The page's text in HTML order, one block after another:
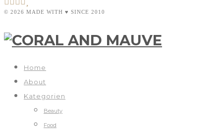
© 2026 MADE WITH ♥ SINCE 2010
Home
About
Kategorien
Beauty
Food